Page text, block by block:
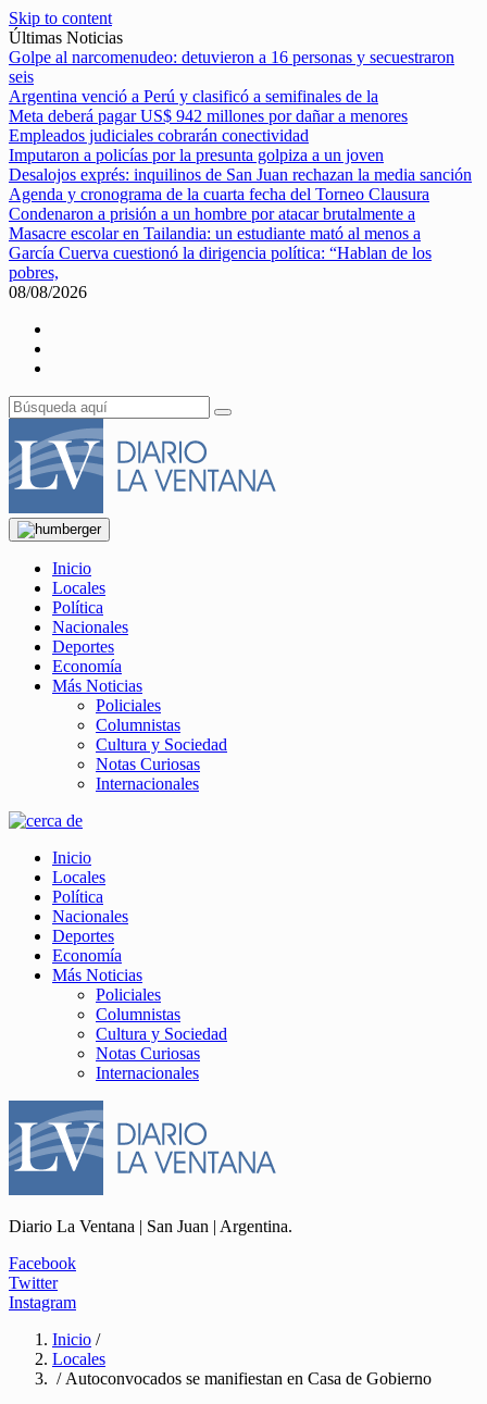
Skip to content
Últimas Noticias
Golpe al narcomenudeo: detuvieron a 16 personas y secuestraron
seis
Argentina venció a Perú y clasificó a semifinales de la
Meta deberá pagar US$ 942 millones por dañar a menores
Empleados judiciales cobrarán conectividad
Imputaron a policías por la presunta golpiza a un joven
Desalojos exprés: inquilinos de San Juan rechazan la media sanción
Agenda y cronograma de la cuarta fecha del Torneo Clausura
Condenaron a prisión a un hombre por atacar brutalmente a
Masacre escolar en Tailandia: un estudiante mató al menos a
García Cuerva cuestionó la dirigencia política: “Hablan de los
pobres,
08/08/2026
Inicio
Locales
Política
Nacionales
Deportes
Economía
Más Noticias
Policiales
Columnistas
Cultura y Sociedad
Notas Curiosas
Internacionales
Inicio
Locales
Política
Nacionales
Deportes
Economía
Más Noticias
Policiales
Columnistas
Cultura y Sociedad
Notas Curiosas
Internacionales
Diario La Ventana | San Juan | Argentina.
Facebook
Twitter
Instagram
Inicio /
Locales
/ Autoconvocados se manifiestan en Casa de Gobierno